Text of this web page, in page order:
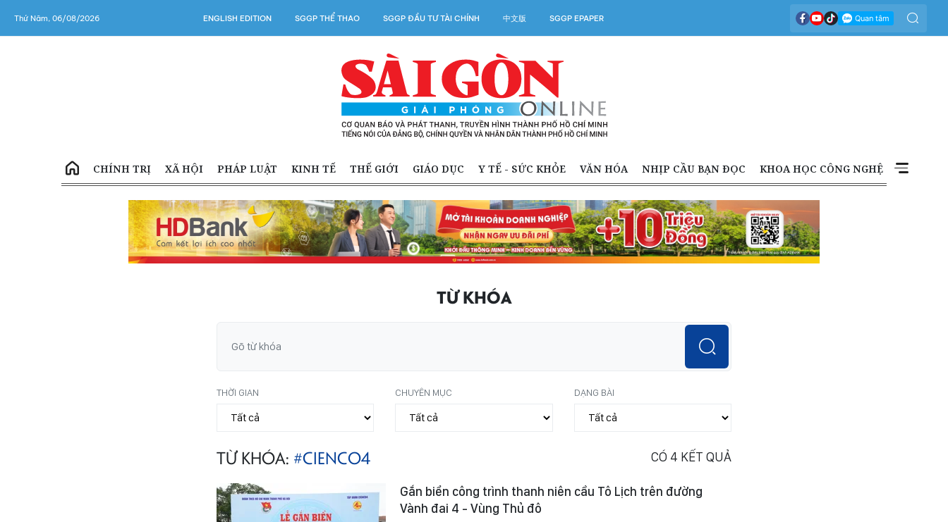
Thứ Năm, 06/08/2026 ENGLISH EDITION SGGP THỂ THAO SGGP ĐẦU TƯ TÀI CHÍNH 中文版 SGGP EPAPER
CHÍNH TRỊ XÃ HỘI PHÁP LUẬT KINH TẾ THẾ GIỚI GIÁO DỤC Y TẾ - SỨC KHỎE VĂN HÓA NHỊP CẦU BẠN ĐỌC KHOA HỌC CÔNG NGHỆ
TỪ KHÓA
THỜI GIAN CHUYÊN MỤC DẠNG BÀI
TỪ KHÓA: #CIENCO4 CÓ 4 KẾT QUẢ
Gắn biển công trình thanh niên cầu Tô Lịch trên đường
Vành đai 4 - Vùng Thủ đô